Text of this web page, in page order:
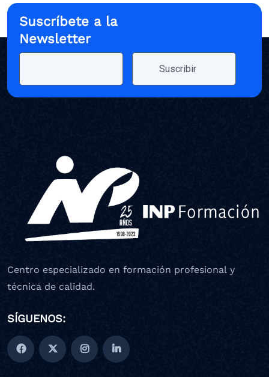
Suscríbete a la
Newsletter
Centro especializado en formación profesional y
técnica de calidad.
SÍGUENOS: